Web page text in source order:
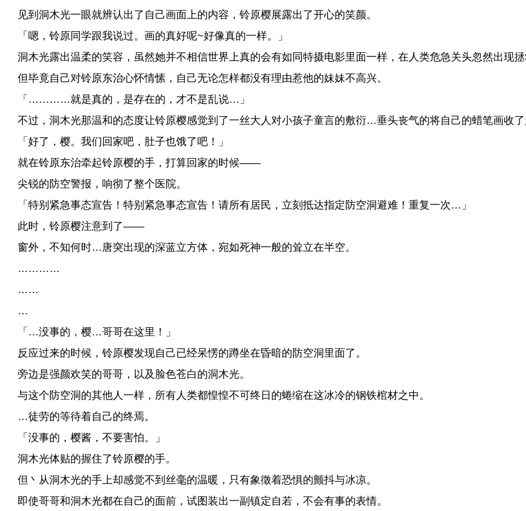
见到洞木光一眼就辨认出了自己画面上的内容，铃原樱展露出了开心的笑颜。
「嗯，铃原同学跟我说过。画的真好呢~好像真的一样。」
洞木光露出温柔的笑容，虽然她并不相信世界上真的会有如同特摄电影里面一样，在人类危急关头忽然出现
但毕竟自己对铃原东治心怀情愫，自己无论怎样都没有理由惹他的妹妹不高兴。
「…………就是真的，是存在的，才不是乱说…」
不过，洞木光那温和的态度让铃原樱感觉到了一丝大人对小孩子童言的敷衍…垂头丧气的将自己的蜡笔画收
「好了，樱。我们回家吧，肚子也饿了吧！」
就在铃原东治牵起铃原樱的手，打算回家的时候——
尖锐的防空警报，响彻了整个医院。
「特别紧急事态宣告！特别紧急事态宣告！请所有居民，立刻抵达指定防空洞避难！重复一次…」
此时，铃原樱注意到了——
窗外，不知何时…唐突出现的深蓝立方体，宛如死神一般的耸立在半空。
…………
……
…
「…没事的，樱…哥哥在这里！」
反应过来的时候，铃原樱发现自己已经呆愣的蹲坐在昏暗的防空洞里面了。
旁边是强颜欢笑的哥哥，以及脸色苍白的洞木光。
与这个防空洞的其他人一样，所有人类都惶惶不可终日的蜷缩在这冰冷的钢铁棺材之中。
…徒劳的等待着自己的终焉。
「没事的，樱酱，不要害怕。」
洞木光体贴的握住了铃原樱的手。
但丶从洞木光的手上却感觉不到丝毫的温暖，只有象徵着恐惧的颤抖与冰凉。
即使哥哥和洞木光都在自己的面前，试图装出一副镇定自若，不会有事的表情。